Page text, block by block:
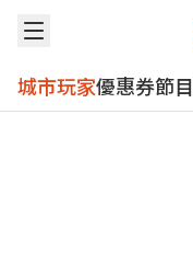
城市玩家優惠券節目